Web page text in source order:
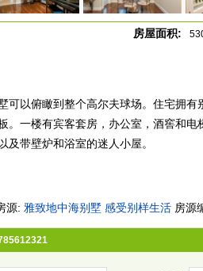
房屋面积:
可以俯瞰到整个高尔夫球场。住宅拥
。一楼有宾客套房，办公室，酒窖和
及带壁炉和浴室的迷人小屋。
源: 雅致地中海别墅 感受别样生活 房源